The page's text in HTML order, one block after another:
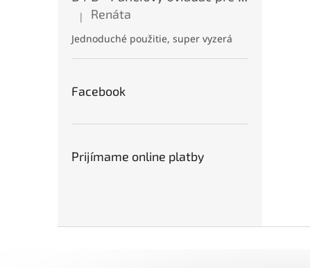
Hodnotenie produktu je 5 z 5 hviezdičiek.
| Renáta
Jednoduché použitie, super vyzerá
Facebook
Prijímame online platby